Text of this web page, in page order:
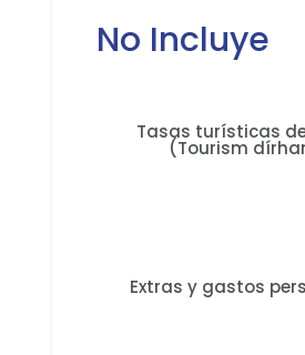
No Incluye
Tasas turísticas
(Tourism
Extras y gastos